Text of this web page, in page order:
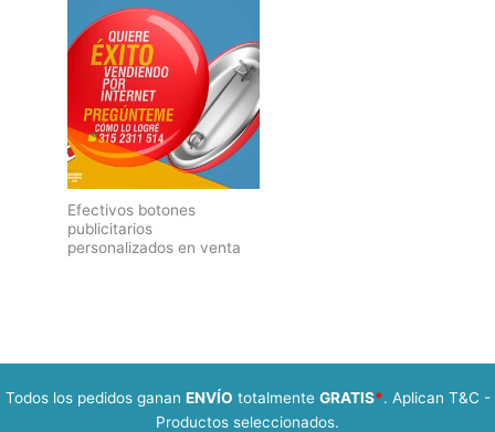
Efectivos botones
publicitarios
personalizados en venta
Todos los pedidos ganan ENVÍO totalmente GRATIS*. Aplican T&C -
Productos seleccionados.